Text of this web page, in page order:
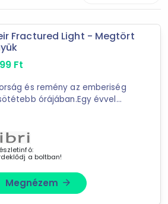
-
Szűrés
a Depo teljes
»
Fractured Light - Megtört
Ft
és remény az emberiség
órájában.Egy évvel
Avon Közvetítést; ...
a boltban!
Megnézem arrow_forward